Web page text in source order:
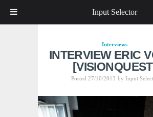
Interviews
INTERVIEW ERIC
Posted 27/10/2013 by Input
Input Selector